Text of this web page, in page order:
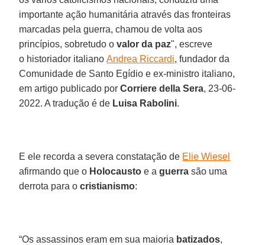
importante ação humanitária através das fronteiras
marcadas pela guerra, chamou de volta aos
princípios, sobretudo ovalor da paz", escreve
o historiador italianoAndrea Riccardi, fundador da
Comunidade de Santo Egídio e ex-ministro italiano,
em artigo publicado porCorriere della Sera, 23-06-
2022. A tradução é de Luisa Rabolini.
E ele recorda a severa constatação de Elie Wiesel
afirmando que o Holocausto e aguerra são uma
derrota para ocristianismo:
“Os assassinos eram em sua maioria batizados,